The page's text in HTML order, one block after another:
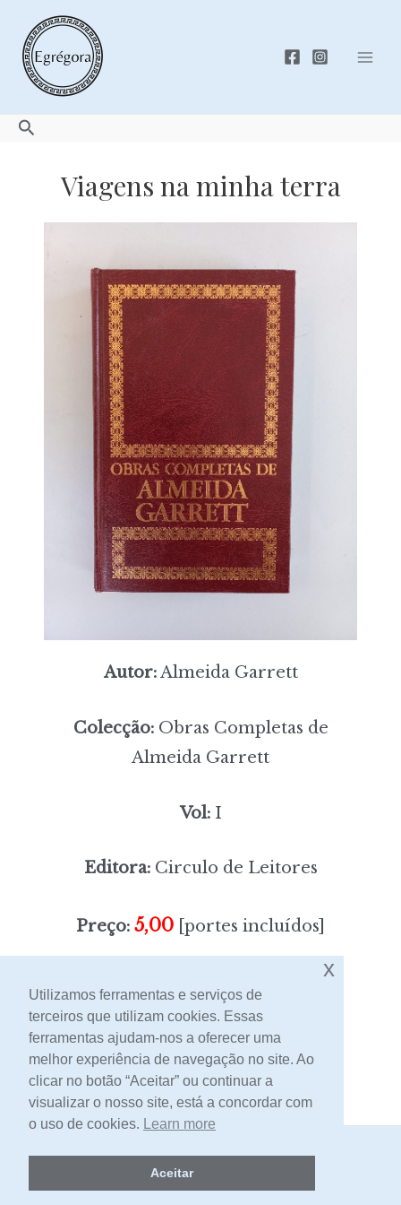
content
Search
Viagens na minha terra
Autor:Almeida Garrett
Colecção:Obras Completas de
Almeida Garrett
Vol:I
Editora:Circulo de Leitores
Preço: 5,00 [portes incluídos]
Sem stock
Contacto
2026 -Livraria Egrégora
Utilizamos ferramentas e serviços de
terceiros que utilizam cookies. Essas
ferramentas ajudam-nos a oferecer uma
melhor experiência de navegação no site. Ao
clicar no botão “Aceitar” ou continuar a
visualizar o nosso site, está a concordar com
o uso de cookies. Learn more
Aceitar
x